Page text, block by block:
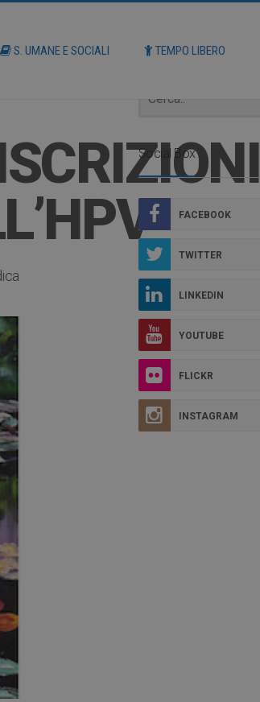
S. UMANE E SOCIALI TEMPO LIBERO
Social Box
FACEBOOK
TWITTER
LINKEDIN
YOUTUBE
FLICKR
INSTAGRAM